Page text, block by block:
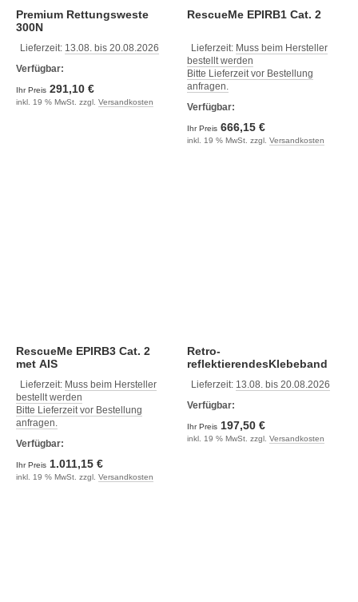
Premium Rettungsweste
300N
Lieferzeit: 13.08. bis 20.08.2026
Verfügbar:
Ihr Preis 291,10 €
inkl. 19 % MwSt. zzgl. Versandkosten
RescueMe EPIRB1 Cat. 2
Lieferzeit: Muss beim Hersteller
bestellt werden
Bitte Lieferzeit vor Bestellung
anfragen.
Verfügbar:
Ihr Preis 666,15 €
inkl. 19 % MwSt. zzgl. Versandkosten
RescueMe EPIRB3 Cat. 2
met AIS
Lieferzeit: Muss beim Hersteller
bestellt werden
Bitte Lieferzeit vor Bestellung
anfragen.
Verfügbar:
Ihr Preis 1.011,15 €
inkl. 19 % MwSt. zzgl. Versandkosten
Retro-
reflektierendesKlebeband
Lieferzeit: 13.08. bis 20.08.2026
Verfügbar:
Ihr Preis 197,50 €
inkl. 19 % MwSt. zzgl. Versandkosten